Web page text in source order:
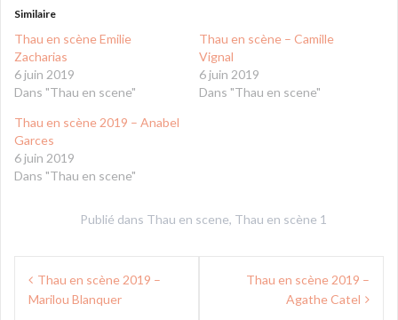
Similaire
Thau en scène Emilie
Zacharias
6 juin 2019
Dans "Thau en scene"
Thau en scène – Camille
Vignal
6 juin 2019
Dans "Thau en scene"
Thau en scène 2019 – Anabel
Garces
6 juin 2019
Dans "Thau en scene"
Publié dans Thau en scene, Thau en scène 1
Navigation
de Thau en scène 2019 –
Marilou Blanquer
Thau en scène 2019 –
Agathe Catel